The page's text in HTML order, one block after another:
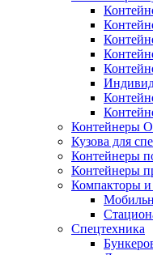
Контейнеры
Кузова для
Контейнеры
Контейнеры
Компакторы и
Спецтехника